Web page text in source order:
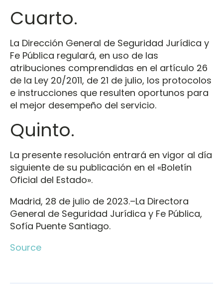
Cuarto.
La Dirección General de Seguridad Jurídica y
Fe Pública regulará, en uso de las
atribuciones comprendidas en el artículo 26
de la Ley 20/2011, de 21 de julio, los protocolos
e instrucciones que resulten oportunos para
el mejor desempeño del servicio.
Quinto.
La presente resolución entrará en vigor al día
siguiente de su publicación en el «Boletín
Oficial del Estado».
Madrid, 28 de julio de 2023.–La Directora
General de Seguridad Jurídica y Fe Pública,
Sofía Puente Santiago.
Source